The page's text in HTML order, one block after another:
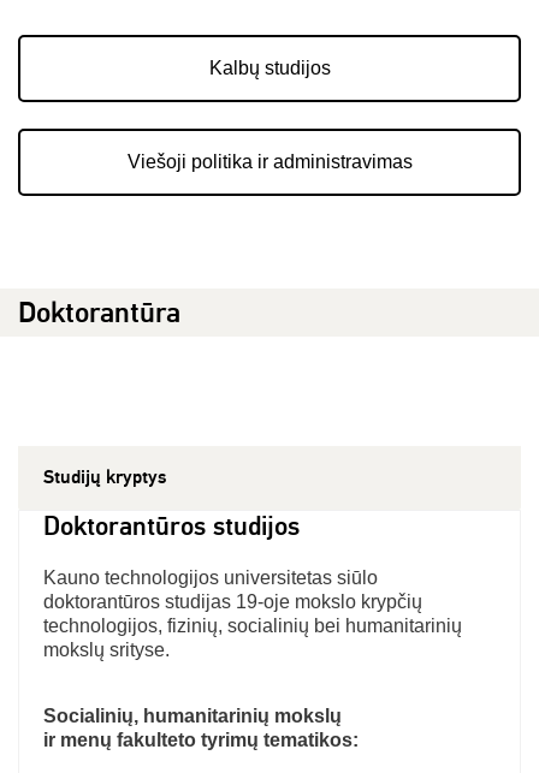
Kalbų studijos
Viešoji politika ir administravimas
Doktorantūra
Studijų kryptys
Doktorantūros studijos
Kauno technologijos universitetas siūlo
doktorantūros studijas 19-oje mokslo krypčių
technologijos, fizinių, socialinių bei humanitarinių
mokslų srityse.
Socialinių, humanitarinių mokslų
ir menų fakulteto tyrimų tematikos: